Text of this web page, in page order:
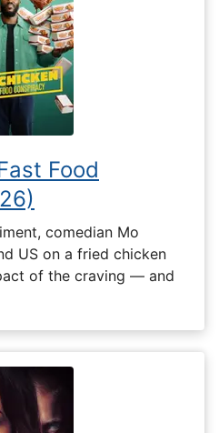
Food
comedian Mo
US on a fried chicken
of the craving — and